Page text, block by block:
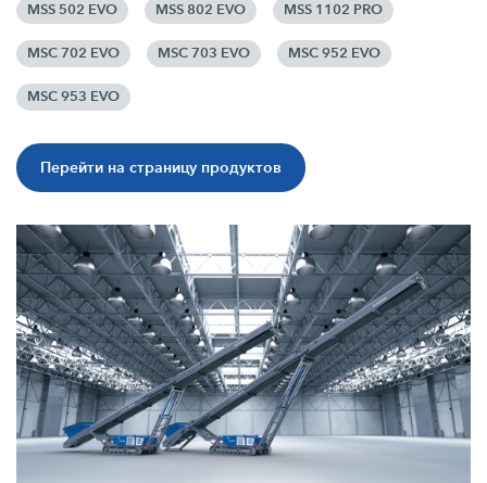
MSS 502 EVO MSS 802 EVO MSS 1102 PRO
MSC 702 EVO MSC 703 EVO MSC 952 EVO
MSC 953 EVO
Перейти на страницу продуктов